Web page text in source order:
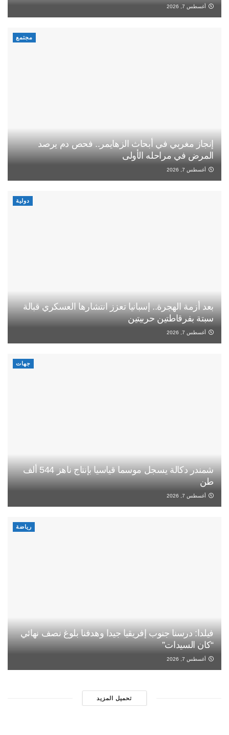
أغسطس 7, 2026
مجتمع
إنجاز مغربي في أبحاث الزهايمر.. فحص دم يرصد
المرض في مراحله الأولى
أغسطس 7, 2026
دولية
بعد أزمة الهجرة.. إسبانيا تعزز انتشارها العسكري قبالة
سبتة بفرقاطتين حربيتين
أغسطس 7, 2026
جهات
شمندر دكالة يسجل موسما قياسيا بإنتاج ناهز 544 ألف
طن
أغسطس 7, 2026
رياضة
فيلدا: درسنا جنوب إفريقيا جيدا وهدفنا بلوغ نصف نهائي
“كان السيدات”
أغسطس 7, 2026
تحميل المزيد